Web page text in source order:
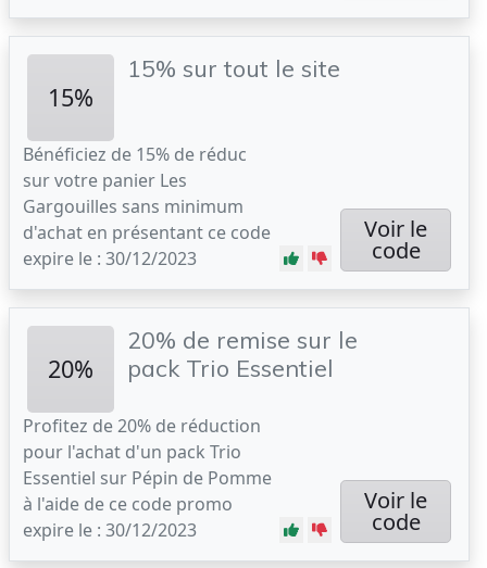
15%
15% sur tout le site
Bénéficiez de 15% de réduc
sur votre panier Les
Gargouilles sans minimum
d'achat en présentant ce code
expire le : 30/12/2023
Voir le
code
20%
20% de remise sur le
pack Trio Essentiel
Profitez de 20% de réduction
pour l'achat d'un pack Trio
Essentiel sur Pépin de Pomme
à l'aide de ce code promo
expire le : 30/12/2023
Voir le
code